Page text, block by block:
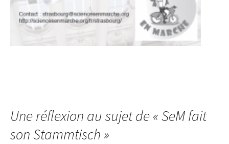
Une réflexion au sujet de «SeM fait
son Stammtisch»